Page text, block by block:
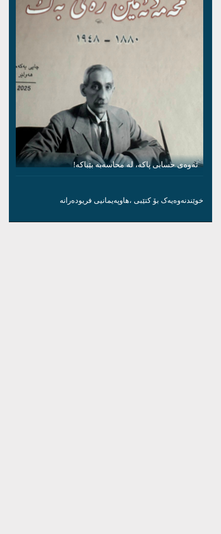
ئەوەی حسابی پاکە، لە محاسەبە بێباکە!
خوێندنەوەیەک بۆ کتێبی ،هاوپەیمانیی فریودەرانە